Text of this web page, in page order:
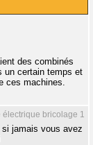
des combinés
un certain temps et
ces machines.
électrique bricolage 1
jamais vous avez